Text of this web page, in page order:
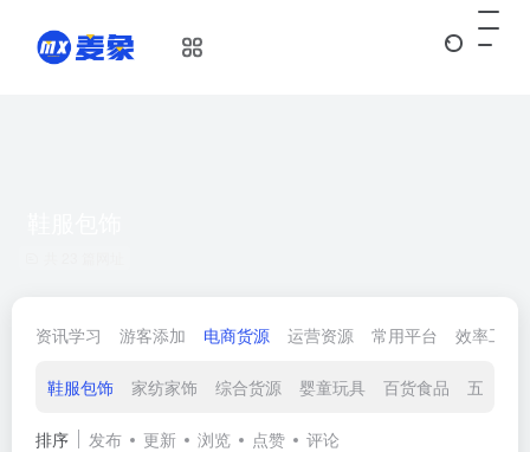
资讯学习 游客添加 电商货源 运营资源 常用平台 效率工具
鞋服包饰 家纺家饰 综合货源 婴童玩具 百货食品 五金建
排序 发布 更新 浏览 点赞 评论